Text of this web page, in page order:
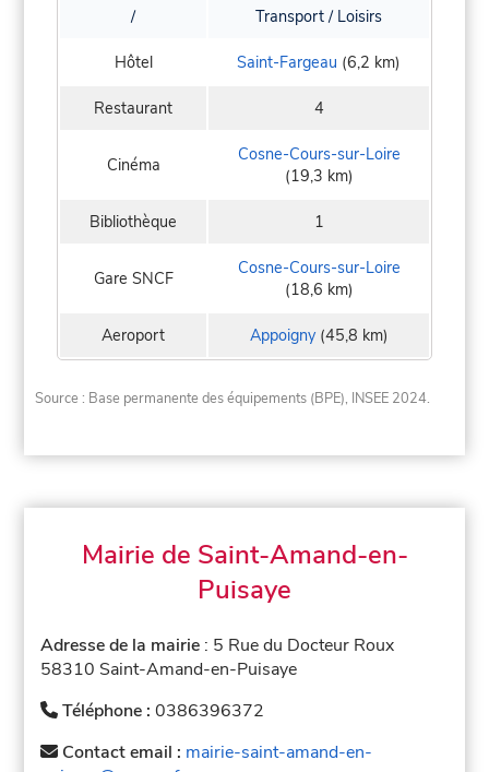
/ Transport / Loisirs
Hôtel Saint-Fargeau (6,2 km)
Restaurant 4
Cinéma
Cosne-Cours-sur-Loire
(19,3 km)
Bibliothèque 1
Gare SNCF
Cosne-Cours-sur-Loire
(18,6 km)
Aeroport Appoigny(45,8 km)
Source : Base permanente des équipements (BPE), INSEE 2024.
Mairie de Saint-Amand-en-
Puisaye
Adresse de la mairie : 5 Rue du Docteur Roux
58310 Saint-Amand-en-Puisaye
Téléphone :0386396372
Contact email : mairie-saint-amand-en-